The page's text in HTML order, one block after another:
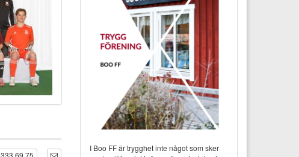
I Boo FF är trygghet inte något som sker